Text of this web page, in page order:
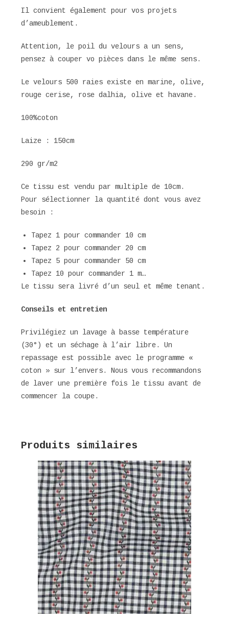
Il convient également pour vos projets
d’ameublement.
Attention, le poil du velours a un sens,
pensez à couper vo pièces dans le même sens.
Le velours 500 raies existe en marine, olive,
rouge cerise, rose dalhia, olive et havane.
100%coton
Laize : 150cm
290 gr/m2
Ce tissu est vendu par multiple de 10cm.
Pour sélectionner la quantité dont vous avez
besoin :
Tapez 1 pour commander 10 cm
Tapez 2 pour commander 20 cm
Tapez 5 pour commander 50 cm
Tapez 10 pour commander 1 m…
Le tissu sera livré d’un seul et même tenant.
Conseils et entretien
Privilégiez un lavage à basse température
(30°) et un séchage à l’air libre. Un
repassage est possible avec le programme «
coton » sur l’envers. Nous vous recommandons
de laver une première fois le tissu avant de
commencer la coupe.
Produits similaires